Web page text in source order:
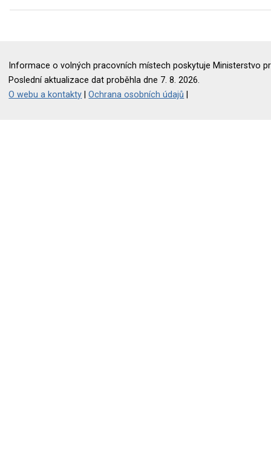
Informace o volných pracovních místech poskytuje Ministerstvo
Poslední aktualizace dat proběhla dne 7. 8. 2026.
O webu a kontakty |Ochrana osobních údajů